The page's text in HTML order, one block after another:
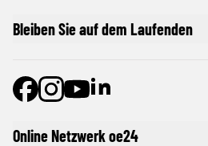
Online Netzwerk oe24
Bleiben Sie auf dem Laufenden